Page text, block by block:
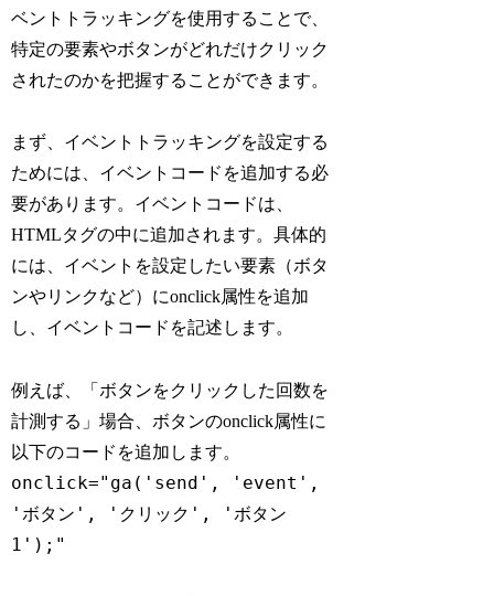
ベントトラッキングを使用することで、
特定の要素やボタンがどれだけクリック
されたのかを把握することができます。
まず、イベントトラッキングを設定する
ためには、イベントコードを追加する必
要があります。イベントコードは、
HTMLタグの中に追加されます。具体的
には、イベントを設定したい要素（ボタ
ンやリンクなど）にonclick属性を追加
し、イベントコードを記述します。
例えば、「ボタンをクリックした回数を
計測する」場合、ボタンのonclick属性に
以下のコードを追加します。
onclick="ga('send', 'event',
'ボタン', 'クリック', 'ボタン
1');"